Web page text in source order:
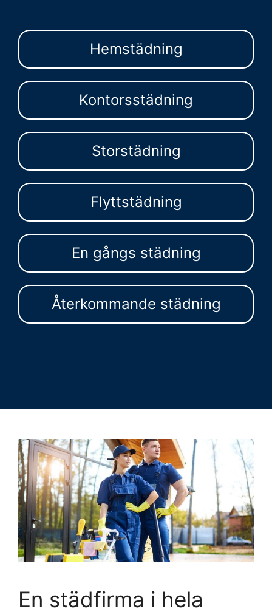
Hemstädning
Kontorsstädning
Storstädning
Flyttstädning
En gångs städning
Återkommande städning
En städfirma i hela